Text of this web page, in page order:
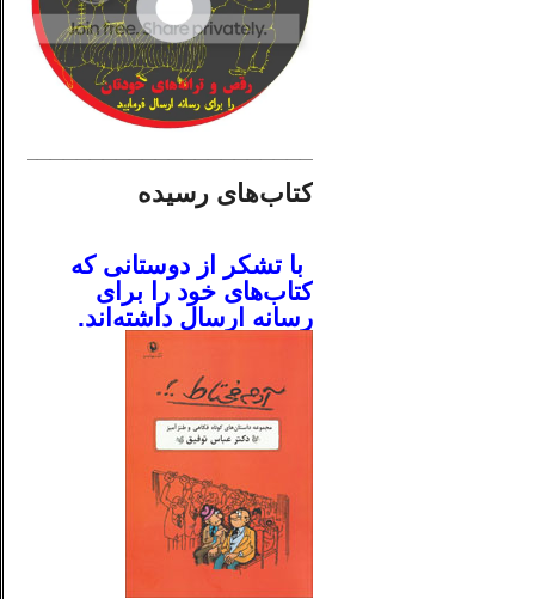
کتاب‌های رسیده
با تشکر از دوستانی که
کتاب‌های خود را برای
رسانه ارسال داشته‌اند.